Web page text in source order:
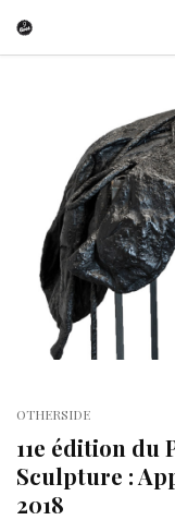
OTHERSIDE
11e édition du
Sculpture :
2018